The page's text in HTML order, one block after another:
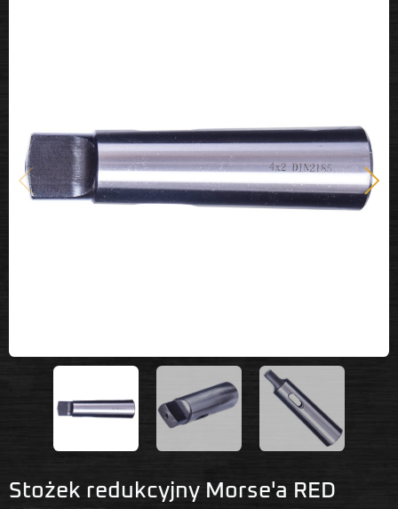
Poprzedni
Stożek redukcyjny Morse'a RED